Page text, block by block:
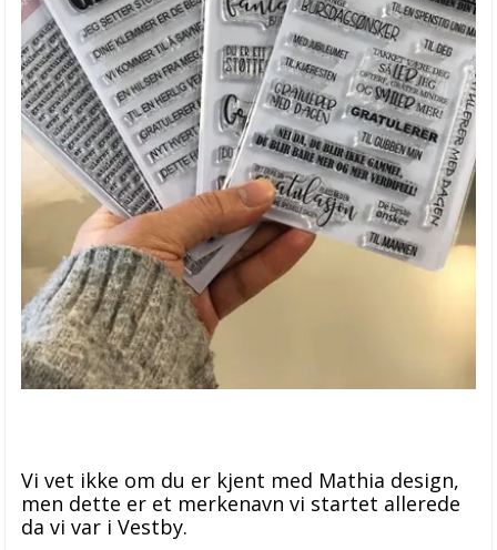
Vi vet ikke om du er kjent med Mathia design,
men dette er et merkenavn vi startet allerede
da vi var i Vestby.